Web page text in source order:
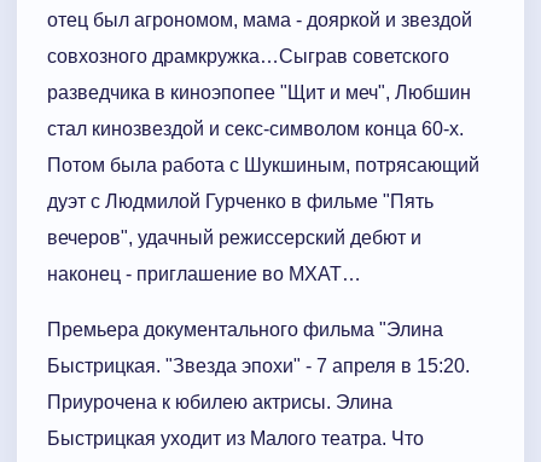
отец был агрономом, мама - дояркой и звездой
совхозного драмкружка…Сыграв советского
разведчика в киноэпопее "Щит и меч", Любшин
стал кинозвездой и секс-символом конца 60-х.
Потом была работа с Шукшиным, потрясающий
дуэт с Людмилой Гурченко в фильме "Пять
вечеров", удачный режиссерский дебют и
наконец - приглашение во МХАТ…
Премьера документального фильма "Элина
Быстрицкая. "Звезда эпохи" - 7 апреля в 15:20.
Приурочена к юбилею актрисы. Элина
Быстрицкая уходит из Малого театра. Что